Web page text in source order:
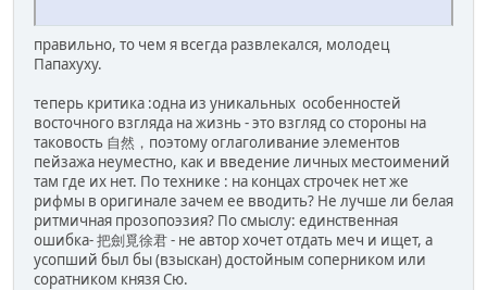
правильно, то чем я всегда развлекался, молодец
Папахуху.
теперь критика :одна из уникальных особенностей
восточного взгляда на жизнь - это взгляд со стороны на
таковость 自然，поэтому оглаголивание элементов
пейзажа неуместно, как и введение личных местоимений
там где их нет. По технике : на концах строчек нет же
рифмы в оригинале зачем ее вводить? Не лучше ли белая
ритмичная прозопоэзия? По смыслу: единственная
ошибка- 把劍覓徐君 - не автор хочет отдать меч и ищет, а
усопший был бы (взыскан) достойным соперником или
соратником князя Сю.